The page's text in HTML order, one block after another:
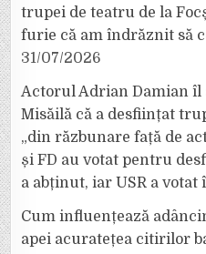
trupei de teatru de la
furie că am îndrăznit să
31/07/2026
Actorul Adrian Damian
Misăilă că a desființat
„din răzbunare față de
și FD au votat pentru
a abținut, iar USR a votat
Cum influențează
apei acuratețea citirilor